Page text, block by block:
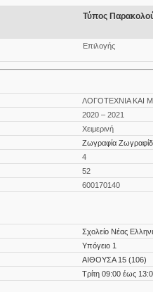
Τύπος
Επιλογής
ΛΟΓΟΤΕΧΝΙΑ ΚΑΙ
2020 – 2021
Χειμερινή
Ζωγραφία
4
52
600170140
Σχολείο Νέας
Υπόγειο 1
ΑΙΘΟΥΣΑ 15 (106)
Τρίτη 09:00 έως